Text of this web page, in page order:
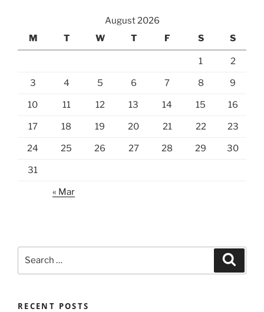
August 2026
M
T W T F S S
1 2
3 4 5 6 7 8 9
10 11 12 13 14 15 16
17 18 19 20 21 22 23
24 25 26 27 28 29 30
31
« Mar
RECENT POSTS